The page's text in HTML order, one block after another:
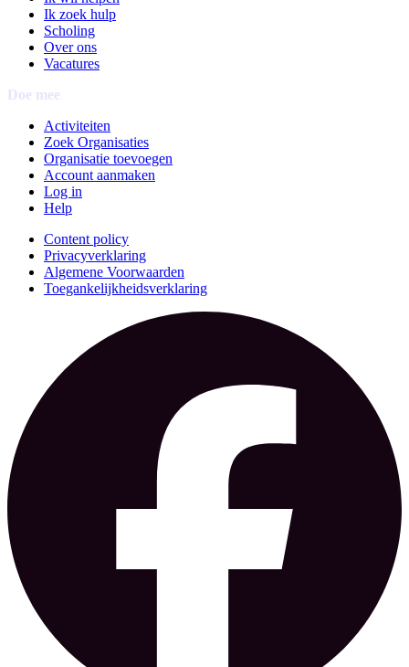
Ik zoek hulp
Scholing
Over ons
Vacatures
Doe mee
Activiteiten
Zoek Organisaties
Organisatie toevoegen
Account aanmaken
Log in
Help
Content policy
Privacyverklaring
Algemene Voorwaarden
Toegankelijkheidsverklaring